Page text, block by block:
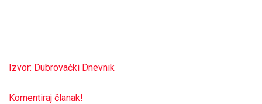
Izvor: Dubrovački Dnevnik
Komentiraj članak!